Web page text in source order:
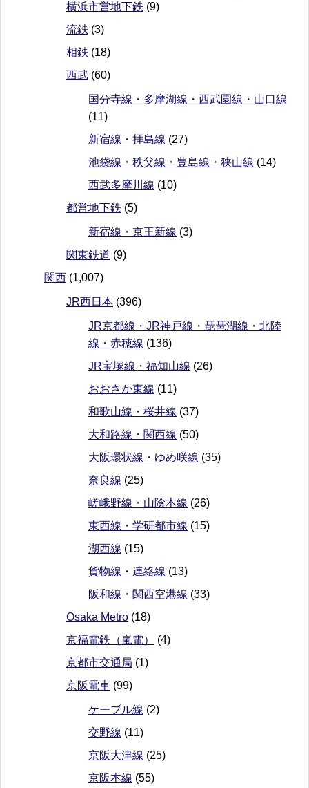
横浜市営地下鉄 (9)
流鉄 (3)
相鉄 (18)
西武 (60)
国分寺線・多摩湖線・西武園線・山口線
(11)
新宿線・拝島線 (27)
池袋線・秩父線・豊島線・狭山線 (14)
西武多摩川線 (10)
都営地下鉄 (5)
新宿線・京王新線 (3)
関東鉄道 (9)
関西 (1,007)
JR西日本 (396)
JR京都線・JR神戸線・琵琶湖線・北陸
線・赤穂線 (136)
JR宝塚線・福知山線 (26)
おおさか東線 (11)
和歌山線・桜井線 (37)
大和路線・関西線 (50)
大阪環状線・ゆめ咲線 (35)
奈良線 (25)
嵯峨野線・山陰本線 (26)
東西線・学研都市線 (15)
湖西線 (15)
貨物線・連絡線 (13)
阪和線・関西空港線 (33)
Osaka Metro (18)
京福電鉄（嵐電）
(4)
京都市交通局 (1)
京阪電車 (99)
ケーブル線 (2)
交野線 (11)
京阪大津線 (25)
京阪本線 (55)